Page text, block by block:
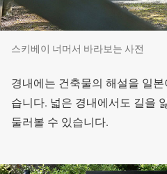
스키베이 너머서 바라보는 사전
경내에는 건축물의 해설을 일
습니다. 넓은 경내에서도 길을
둘러볼 수 있습니다.